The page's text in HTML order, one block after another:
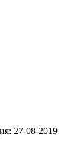
27-08-2019